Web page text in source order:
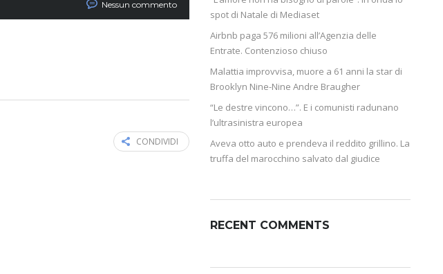
Nessun commento
CONDIVIDI
spot di Natale di Mediaset
Airbnb paga 576 milioni all’Agenzia delle
Entrate. Contenzioso chiuso
Malattia improvvisa, muore a 61 anni la star di
Brooklyn Nine-Nine Andre Braugher
“Le destre vincono…”. E i comunisti radunano
l’ultrasinistra europea
Aveva otto auto e prendeva il reddito grillino. La
truffa del marocchino salvato dal giudice
RECENT COMMENTS